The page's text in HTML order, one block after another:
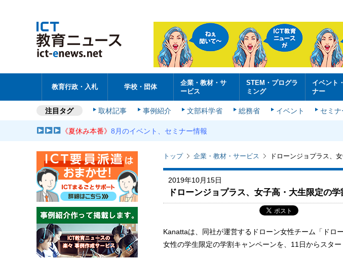
教育行政・入札 学校・団体
企業・教材・サ
ービス
STEM・プログラ
ミング
イベント
ナー
注目タグ 取材記事 事例紹介 文部科学省 総務省 イベント セミナ
《夏休み本番》8月のイベント、セミナー情報
トップ 企業・教材・サービス ドローンジョプラス、
2019年10月15日
ドローンジョプラス、女子高・大生限定の
Kanattaは、同社が運営するドローン女性チーム「ドロ
女性の学生限定の学割キャンペーンを、11日からスター